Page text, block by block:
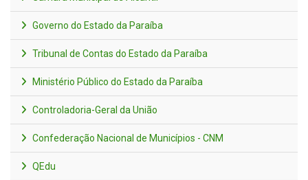
Governo do Estado da Paraíba
Tribunal de Contas do Estado da Paraíba
Ministério Público do Estado da Paraíba
Controladoria-Geral da União
Confederação Nacional de Municípios - CNM
QEdu